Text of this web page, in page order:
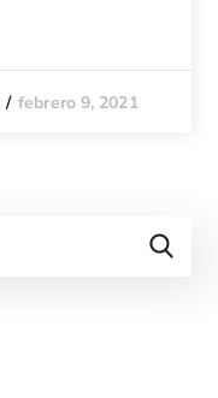
febrero 9, 2021